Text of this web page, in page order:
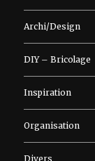
Archi/Design
DIY – Bricolage
Inspiration
Organisation
Divers